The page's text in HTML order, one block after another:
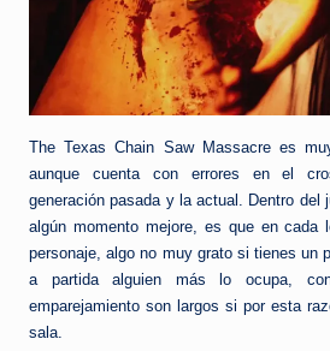
The Texas Chain Saw Massacre es
aunque cuenta con errores en el
generación pasada y la actual. Dentro del
algún momento mejore, es que en cada
personaje, algo no muy grato si tienes un
a partida alguien más lo ocupa,
emparejamiento son largos si por esta
sala.